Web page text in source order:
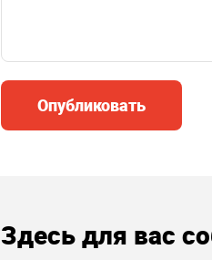
Опубликовать
Здесь для вас